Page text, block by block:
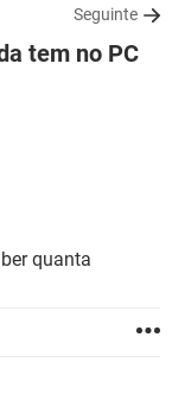
Seguinte
tem no PC
quanta